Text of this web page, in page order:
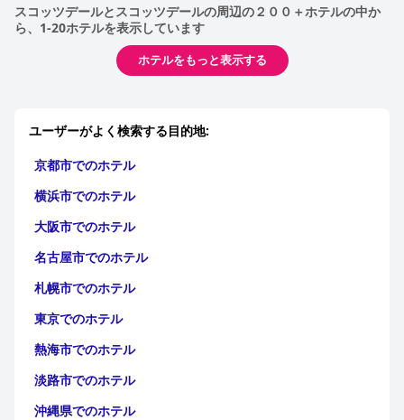
スコッツデールとスコッツデールの周辺の２００＋ホテルの中か
ら、1-20ホテルを表示しています
ホテルをもっと表示する
ユーザーがよく検索する目的地:
京都市でのホテル
横浜市でのホテル
大阪市でのホテル
名古屋市でのホテル
札幌市でのホテル
東京でのホテル
熱海市でのホテル
淡路市でのホテル
沖縄県でのホテル